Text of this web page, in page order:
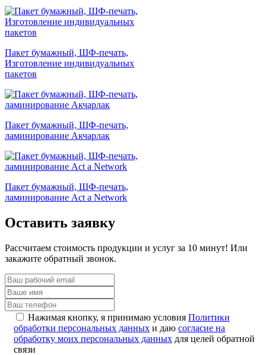
Пакет бумажный, ШФ-печать,
Изготовление индивидуальных
пакетов
Пакет бумажный, ШФ-печать,
ламинирование Акчарлак
Пакет бумажный, ШФ-печать,
ламинирование Act a Network
Оставить заявку
Рассчитаем стоимость продукции и услуг за 10 минут! Или
закажите обратный звонок.
Нажимая кнопку, я принимаю условия Политики
обработки персональных данных и даю согласие на
обработку моих персональных данных для целей обратной
связи